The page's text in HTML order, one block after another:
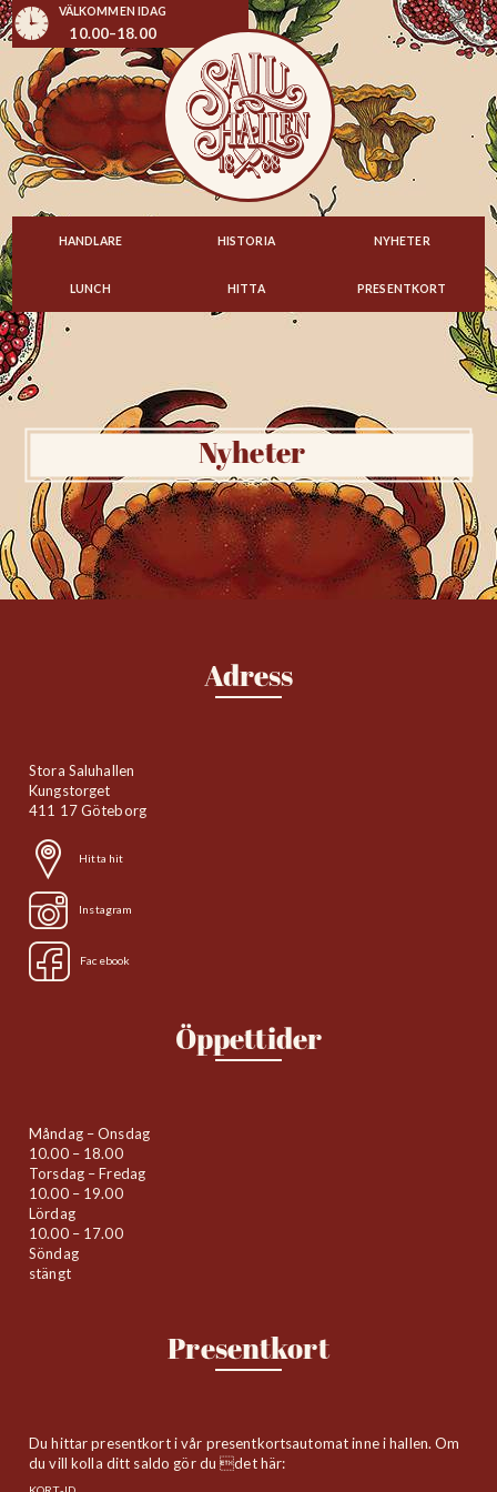
VÄLKOMMEN IDAG
10.00–18.00
HANDLARE HISTORIA NYHETER
LUNCH HITTA PRESENTKORT
Nyheter
Adress
Stora Saluhallen
Kungstorget
411 17 Göteborg
Hitta hit
Instagram
Facebook
Öppettider
Måndag – Onsdag
10.00 – 18.00
Torsdag – Fredag
10.00 – 19.00
Lördag
10.00 – 17.00
Söndag
stängt
Presentkort
Du hittar presentkort i vår presentkortsautomat inne i hallen. Om
du vill kolla ditt saldo gör du det här: